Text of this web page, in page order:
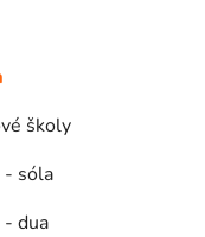
školy
- sóla
- dua